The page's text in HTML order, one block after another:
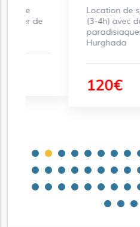
Location de speed
(3-4h) avec dauphins,
paradisiaques.